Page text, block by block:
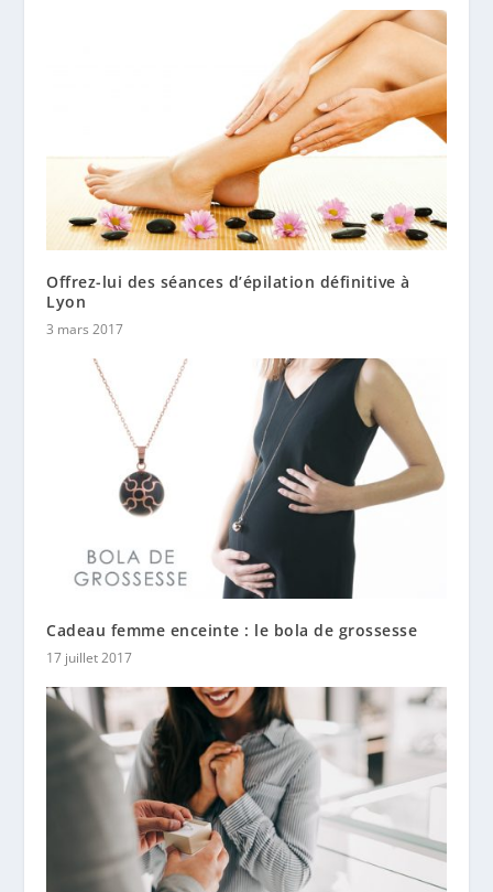
Offrez-lui des séances d’épilation définitive à
Lyon
3 mars 2017
Cadeau femme enceinte : le bola de grossesse
17 juillet 2017